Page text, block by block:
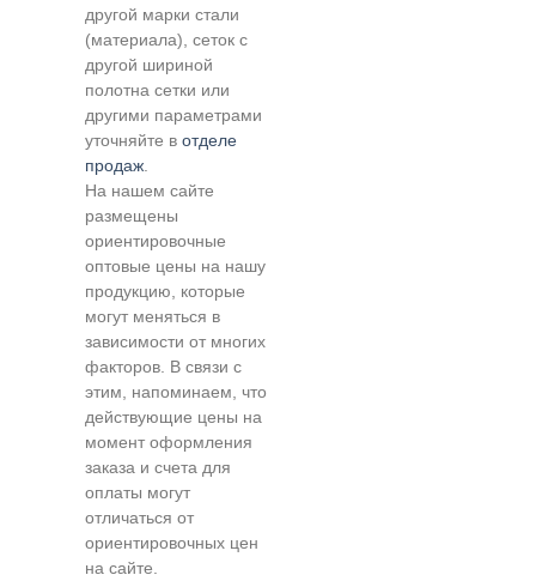
другой марки стали
(материала), сеток с
другой шириной
полотна сетки или
другими параметрами
уточняйте вотделе
продаж
На нашем сайте
размещены
ориентировочные
оптовые цены на нашу
продукцию, которые
могут меняться в
зависимости от многих
факторов. В связи с
этим, напоминаем, что
действующие цены на
момент оформления
заказа и счета для
оплаты могут
отличаться от
ориентировочных цен
на сайте.